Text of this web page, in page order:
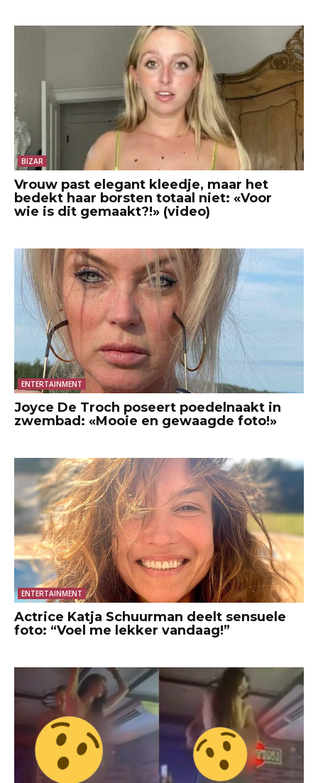
BIZAR
Vrouw past elegant kleedje, maar het
bedekt haar borsten totaal niet: «Voor
wie is dit gemaakt?!» (video)
ENTERTAINMENT
Joyce De Troch poseert poedelnaakt in
zwembad: «Mooie en gewaagde foto!»
ENTERTAINMENT
Actrice Katja Schuurman deelt sensuele
foto: “Voel me lekker vandaag!”